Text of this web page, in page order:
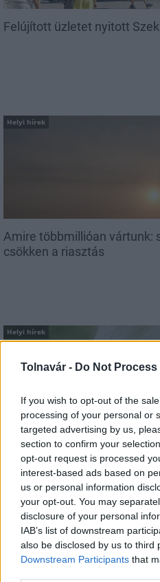
Tolnavár - Do Not
If you wish to opt-out of the
processing of your personal or
targeted advertising by us,
section to confirm your
opt-out request is processed
interest-based ads based on
us or personal information
your opt-out. You may
disclosure of your personal
IAB’s list of downstream
also be disclosed by us to third
Downstream Participants that
Felújított üzletet nyitott
Helyi hírek
Amire többmillióan vártunk:
csökken a riasztás
Helyi hírek
A hőségben is védik a